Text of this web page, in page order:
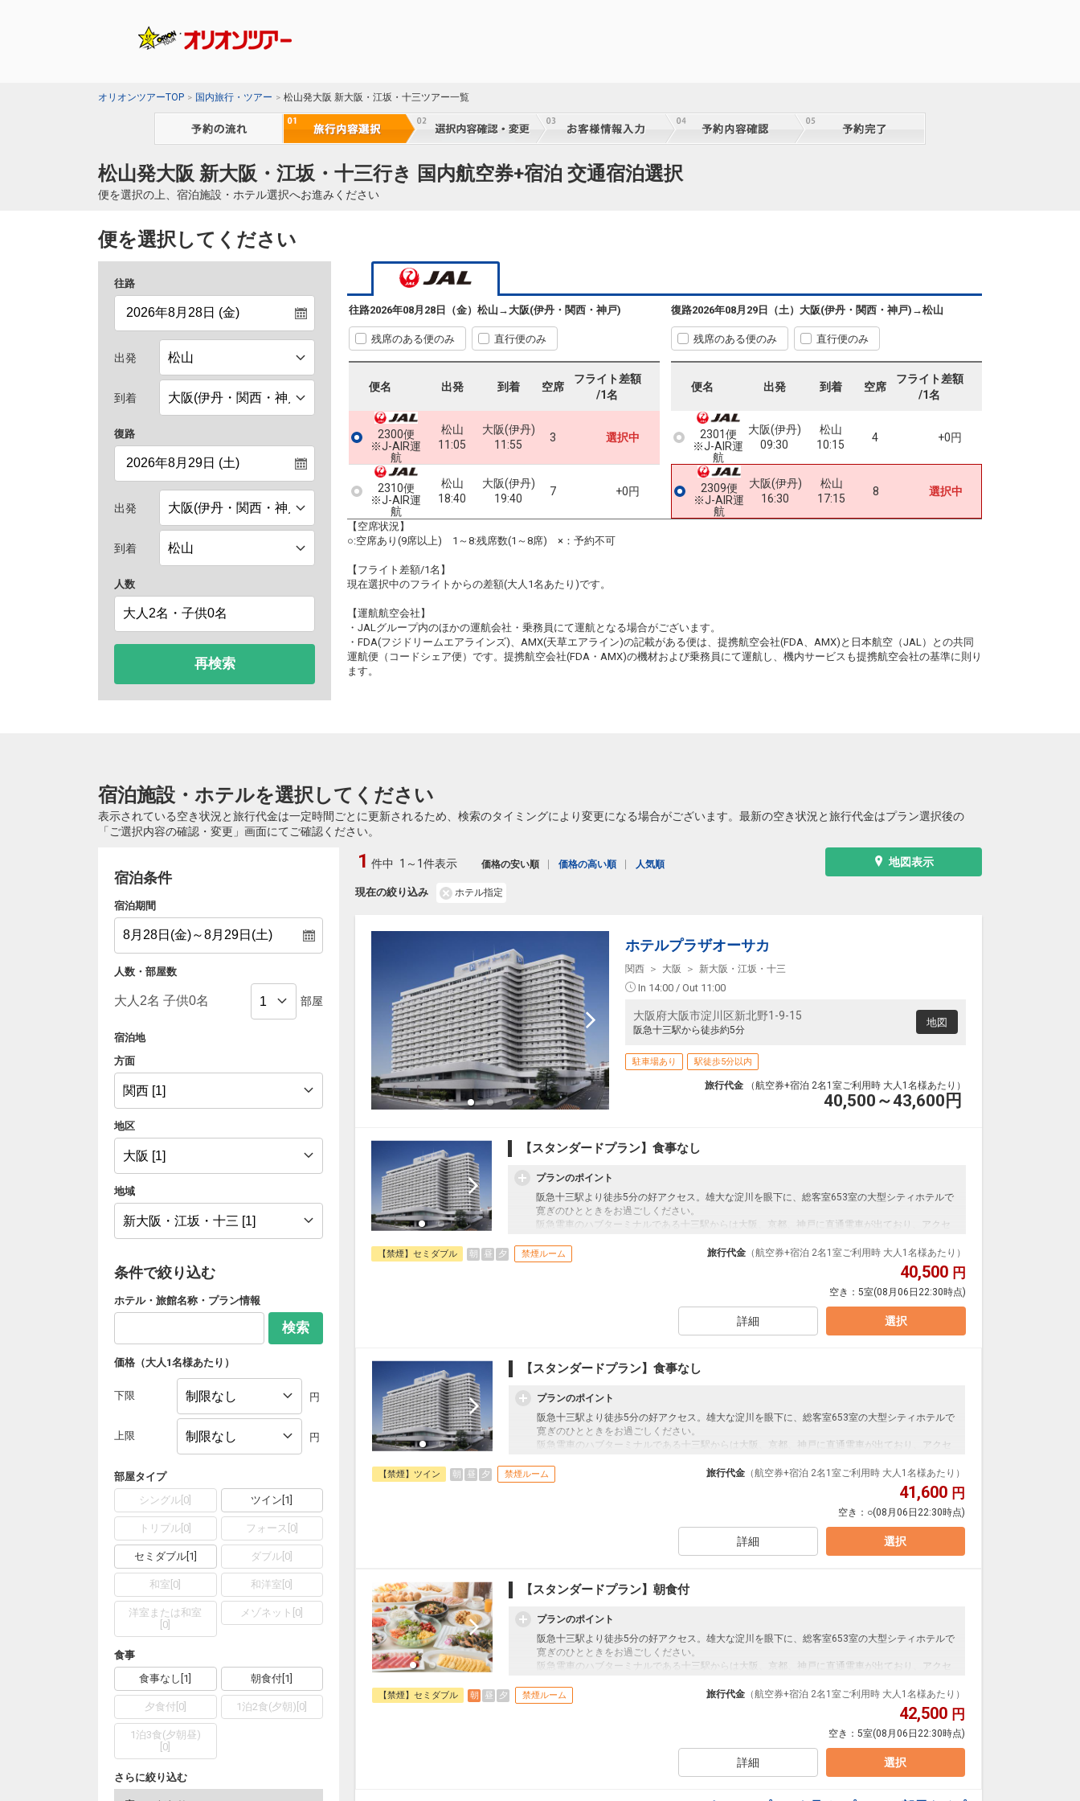
オリオンツアーTOP 国内旅行・ツアー 松山発大阪 新大阪・江坂・十三ツアー一覧
松山発大阪 新大阪・江坂・十三行き 国内航空券+宿泊 交通宿泊選択
便を選択の上、宿泊施設・ホテル選択へお進みください
便を選択してください
往路
出発
到着
復路
出発
到着
人数
再検索
往路2026年08月28日（金） 松山 →大阪(伊丹・関西・神戸)
残席のある便のみ 直行便のみ
便名 出発 到着 空席
フライト差額
/1名
2300便
※J-AIR運
航
松山
11:05
大阪(伊丹)
11:55
3 選択中
2310便
※J-AIR運
航
松山
18:40
大阪(伊丹)
19:40
7 +0円
復路2026年08月29日（土） 大阪(伊丹・関西・神戸) →松山
残席のある便のみ 直行便のみ
便名 出発 到着 空席
フライト差額
/1名
2301便
※J-AIR運
航
大阪(伊丹)
09:30
松山
10:15
4 +0円
2309便
※J-AIR運
航
大阪(伊丹)
16:30
松山
17:15
8 選択中
【空席状況】
○:空席あり(9席以上) 1～8:残席数(1～8席) ×：予約不可
【フライト差額/1名】
現在選択中のフライトからの差額(大人1名あたり)です。
【運航航空会社】
・JALグループ内のほかの運航会社・乗務員にて運航となる場合がございます。
・FDA(フジドリームエアラインズ)、AMX(天草エアライン)の記載がある便は、提携航空会社(FDA、AMX)と日本航空（JAL）との共同
運航便（コードシェア便）です。提携航空会社(FDA・AMX)の機材および乗務員にて運航し、機内サービスも提携航空会社の基準に則り
ます。
宿泊施設・ホテルを選択してください
表示されている空き状況と旅行代金は一定時間ごとに更新されるため、検索のタイミングにより変更になる場合がございます。最新の空き状況と旅行代金はプラン選択後の
「ご選択内容の確認・変更」画面にてご確認ください。
宿泊条件
宿泊期間
人数・部屋数
部屋
宿泊地
方面
地区
地域
条件で絞り込む
ホテル・旅館名称・プラン情報
検索
価格（大人1名様あたり）
下限 円
上限 円
部屋タイプ
シングル 0 ツイン 1
トリプル 0 フォース 0]
セミダブル[ 1 ダブル 0
和室 0 和洋室 0
洋室または和室
0
メゾネット 0
食事
食事なし 1 朝食付 1
夕食付 0] 1泊2食(夕朝) 0
1泊3食(夕朝昼)
0
さらに絞り込む
地図表示
現在の絞り込み ホテル指定
1 件中 1～1件表示 価格の安い順 価格の高い順 人気順
ホテルプラザオーサカ
関西 大阪 新大阪・江坂・十三
In 14:00 / Out 11:00
大阪府大阪市淀川区新北野1-9-15
阪急十三駅から徒歩約5分
地図
駐車場あり 駅徒歩5分以内
旅行代金 （航空券+宿泊 2名1室ご利用時 大人1名様あたり）
40,500～43,600 円
【スタンダードプラン】食事なし
プランのポイント
阪急十三駅より徒歩5分の好アクセス。雄大な淀川を眼下に、総客室653室の大型シティホテルで
寛ぎのひとときをお過ごしください。
阪急電車のハブターミナルである十三駅からは大阪、京都、神戸に直通電車が出ており、アクセ
お食事は館内に和・洋・中・鉄板焼レストランやバー・カフェ等ホテル内に7つもございます。ま
た館内にある世界最大級規模のネットワークを誇るフィットネスクラブ「GOLD'S GYM」や、ゴル
フの練習ができる「クローバービレッジ・ゴルフクラブ」が宿泊者特別価格で利用可能。
※4名1室利用はフォースルーム23㎡、シングルベッド2台・2段ベッド1台のお部屋となります。
【禁煙】セミダブル 朝 昼 夕 禁煙ルーム 旅行代金 （航空券+宿泊 2名1室ご利用時 大人1名様あたり）
40,500 円
空き： 5室(08月06日22:30時点)
詳細 選択
【スタンダードプラン】食事なし
プランのポイント
阪急十三駅より徒歩5分の好アクセス。雄大な淀川を眼下に、総客室653室の大型シティホテルで
寛ぎのひとときをお過ごしください。
阪急電車のハブターミナルである十三駅からは大阪、京都、神戸に直通電車が出ており、アクセ
お食事は館内に和・洋・中・鉄板焼レストランやバー・カフェ等ホテル内に7つもございます。ま
た館内にある世界最大級規模のネットワークを誇るフィットネスクラブ「GOLD'S GYM」や、ゴル
フの練習ができる「クローバービレッジ・ゴルフクラブ」が宿泊者特別価格で利用可能。
※4名1室利用はフォースルーム23㎡、シングルベッド2台・2段ベッド1台のお部屋となります。
【禁煙】ツイン 朝 昼 夕 禁煙ルーム 旅行代金 （航空券+宿泊 2名1室ご利用時 大人1名様あたり）
41,600 円
空き： ○(08月06日22:30時点)
詳細 選択
【スタンダードプラン】朝食付
プランのポイント
阪急十三駅より徒歩5分の好アクセス。雄大な淀川を眼下に、総客室653室の大型シティホテルで
寛ぎのひとときをお過ごしください。
阪急電車のハブターミナルである十三駅からは大阪、京都、神戸に直通電車が出ており、アクセ
お食事は館内に和・洋・中・鉄板焼レストランやバー・カフェ等ホテル内に7つもございます。ま
た館内にある世界最大級規模のネットワークを誇るフィットネスクラブ「GOLD'S GYM」や、ゴル
フの練習ができる「クローバービレッジ・ゴルフクラブ」が宿泊者特別価格で利用可能。
※4名1室利用はフォースルーム23㎡、シングルベッド2台・2段ベッド1台のお部屋となります。
【禁煙】セミダブル 朝 昼 夕 禁煙ルーム 旅行代金 （航空券+宿泊 2名1室ご利用時 大人1名様あたり）
42,500 円
空き： 5室(08月06日22:30時点)
詳細 選択